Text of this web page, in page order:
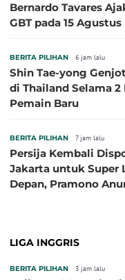
Bernardo Tavares
GBT pada 15 Agustus
BERITA PILIHAN 6 jam lalu
Shin Tae-yong
di Thailand Selama 2
Pemain Baru
BERITA PILIHAN 7 jam lalu
Persija Kembali
Jakarta untuk Super
Depan, Pramono
LIGA INGGRIS
BERITA PILIHAN 3 jam lalu